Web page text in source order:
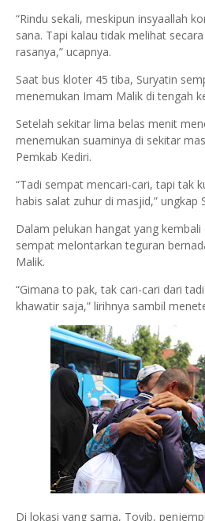
“Rindu sekali, meskipun insyaallah
sana. Tapi kalau tidak melihat
rasanya,” ucapnya.
Saat bus kloter 45 tiba, Suryatin
menemukan Imam Malik di tengah
Setelah sekitar lima belas menit
menemukan suaminya di sekitar
Pemkab Kediri.
“Tadi sempat mencari-cari, tapi tak
habis salat zuhur di masjid,” ungkap
Dalam pelukan hangat yang kembali
sempat melontarkan teguran
Malik.
“Gimana to pak, tak cari-cari dari
khawatir saja,” lirihnya sambil
Di lokasi yang sama, Toyib,